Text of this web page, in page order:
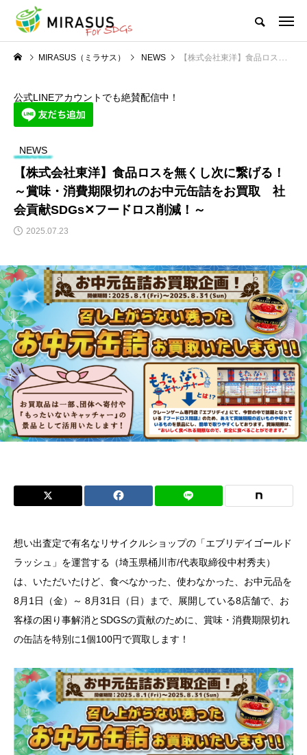
MIRASUS（ミラサス） NEWS 【株式会社東洋】食品ロスを無くし次に繋げる！～賞味・消費期限切れのお中元缶詰をお買取 社会貢献SDGs✕フードロス削減！～
公式LINEアカウントでも絶賛配信中！
NEWS
【株式会社東洋】食品ロスを無くし次に繋げる！
～賞味・消費期限切れのお中元缶詰をお買取 社
会貢献SDGs✕フードロス削減！～
2025.07.23
想い出査定で有名なリサイクルショップの「エブリデイゴールド
ラッシュ」を運営する（埼玉県桶川市/代表取締役中村秀夫）
は、いただいたけど、食べなかった、使わなかった、お中元品を
8月1日（金）～ 8月31日（日）まで、展開している8店舗で、お
客様の困り事解消とSDGSの貢献のために、賞味・消費期限切れ
の缶詰を特別に1個100円で買取します！